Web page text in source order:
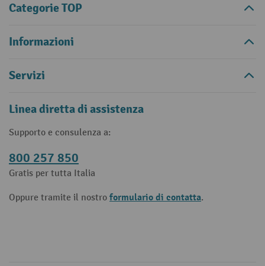
Categorie TOP
Informazioni
Servizi
Linea diretta di assistenza
Supporto e consulenza a:
800 257 850
Gratis per tutta Italia
Oppure tramite il nostro formulario di contatta.